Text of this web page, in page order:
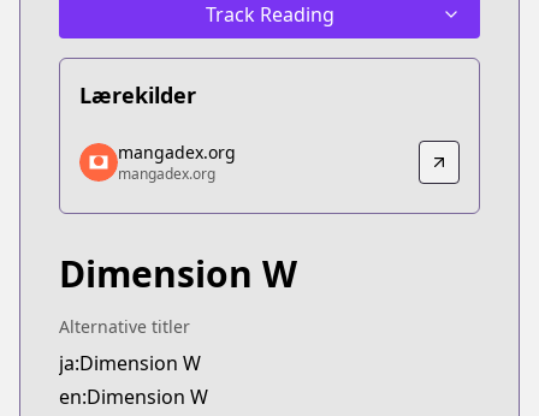
Track Reading
Lærekilder
mangadex.org
mangadex.org
https://mangadex.org/title/614324a1-bcf5-4390-
mangadex.org
mangadex.org
Dimension W
Alternative titler
ja:Dimension W
en:Dimension W